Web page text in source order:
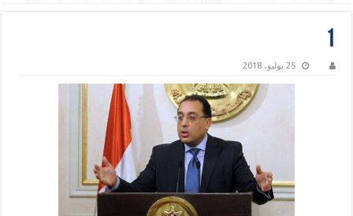
1
25 يوليو، 2018